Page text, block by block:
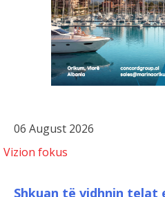
06 August 2026
Vizion fokus